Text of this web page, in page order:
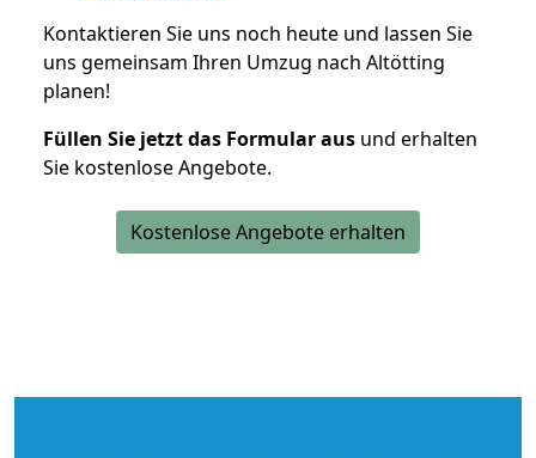
Kontaktieren Sie uns noch heute und lassen Sie
uns gemeinsam Ihren Umzug nach Altötting
planen!
Füllen Sie jetzt das Formular aus und erhalten
Sie kostenlose Angebote.
Kostenlose Angebote erhalten